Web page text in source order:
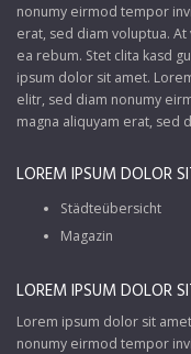
nonumy eirmod tempor
erat, sed diam voluptua.
ea rebum. Stet clita kasd
ipsum dolor sit amet.
elitr, sed diam nonumy
magna aliquyam erat, sed
LOREM IPSUM DOLOR
Städteübersicht
Magazin
LOREM IPSUM DOLOR
Lorem ipsum dolor sit
nonumy eirmod tempor